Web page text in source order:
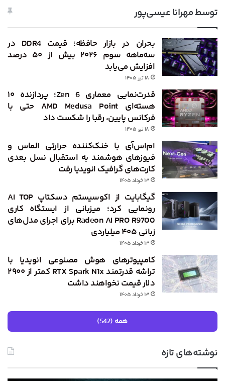
توسط مهرانا عیسی‌پور
بحران در بازار حافظه؛ قیمت DDR4 در
سه‌ماهه سوم ۲۰۲۶ بیش از ۵۰ درصد
افزایش می‌یابد
۱۸ تیر ۱۴۰۵
قدرت‌نمایی معماری Zen 6؛ پردازنده ۱۰
هسته‌ای AMD Medusa Point حتی با
فرکانس پایین، رقبا را شکست داد
۱۸ تیر ۱۴۰۵
ام‌اس‌آی با خنک‌کننده حرارتی الماس و
فیوزهای هوشمند به استقبال نسل بعدی
کارت‌های گرافیک انویدیا رفت
۱۳ خرداد ۱۴۰۵
گیگابایت از اکوسیستم دسکتاپ AI TOP
رونمایی کرد؛ میزبانی از ایستگاه کاری
Radeon AI PRO R9700 برای اجرای مدل‌های
زبانی ۴۰۵ میلیاردی
۱۳ خرداد ۱۴۰۵
کامپیوترهای هوش مصنوعی انویدیا با
تراشه قدرتمند RTX Spark N1x کمتر از ۲۹۰۰
دلار قیمت نخواهند داشت
۱۳ خرداد ۱۴۰۵
همه (542)
نوشته‌های تازه